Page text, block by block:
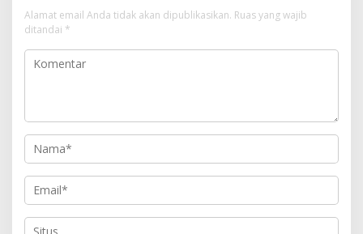
Alamat email Anda tidak akan dipublikasikan. Ruas yang wajib
ditandai *